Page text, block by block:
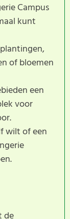
Campus
kunt
of bloemen
een
voor
wilt of een